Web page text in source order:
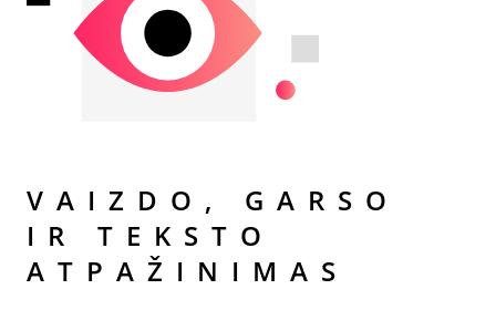
VAIZDO, GARSO
IR TEKSTO
ATPAŽINI­­MAS